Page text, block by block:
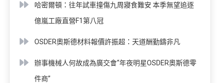
哈密爾頓：往年試車撞傷九周寢食難安 本季無望追逐
億嵐工廠直營F1第八冠
OSDER奧斯德材料報價許振超：天道酬勤鑄非凡
辦事機械人何故成為廣交會“年夜明星OSDER奧斯德零
件商”